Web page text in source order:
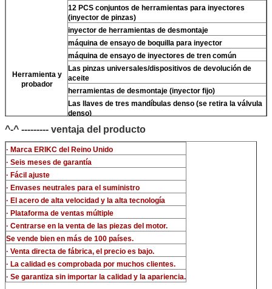
Herramienta y
probador
12 PCS conjuntos de herramientas para inyectores
(inyector de pinzas)
inyector de herramientas de desmontaje
máquina de ensayo de boquilla para inyector
máquina de ensayo de inyectores de tren común
Las pinzas universales/dispositivos de devolución de
aceite
herramientas de desmontaje (inyector fijo)
Las llaves de tres mandíbulas denso (se retira la válvula
denso)
limpiador ultrasónico (limpiar la suciedad del inyector)
Los kits de ensayo multifunción para inyectores CR
banco de ensayo de inyectores de tren común (For BOS
^-^ --------- ventaja del producto
· Marca ERIKC del Reino Unido
· Seis meses de garantía
· Fácil ajuste
· Envases neutrales para el suministro
· El acero de alta velocidad y la alta tecnología
· Plataforma de ventas múltiple
· Centrarse en la venta de las piezas del motor.
Se vende bien en más de 100 países.
· Venta directa de fábrica, el precio es bajo.
· La calidad es comprobada por muchos clientes.
· Se garantiza sin importar la calidad y la apariencia.